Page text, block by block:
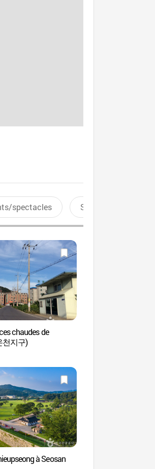
spectacles Sports aquatiques
chaudes de
천지구)
à Seosan